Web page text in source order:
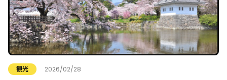
観光 2026/02/28